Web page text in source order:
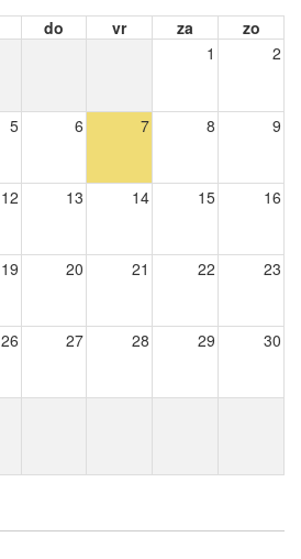
do vr za
zo
1
2
5 6 7 8 9
12 13 14 15 16
19 20 21 22 23
26 27 28 29 30